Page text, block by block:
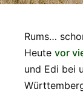
Rums…
Heute vor
und Edi bei